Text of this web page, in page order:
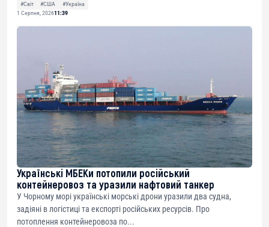
#Світ
#США
#Україна
1 Серпня, 202611:39
Українські МБЕКи потопили російський
контейнеровоз та уразили нафтовий танкер
У Чорному морі українські морські дрони уразили два судна,
задіяні в логістиці та експорті російських ресурсів. Про
потоплення контейнеровоза по...